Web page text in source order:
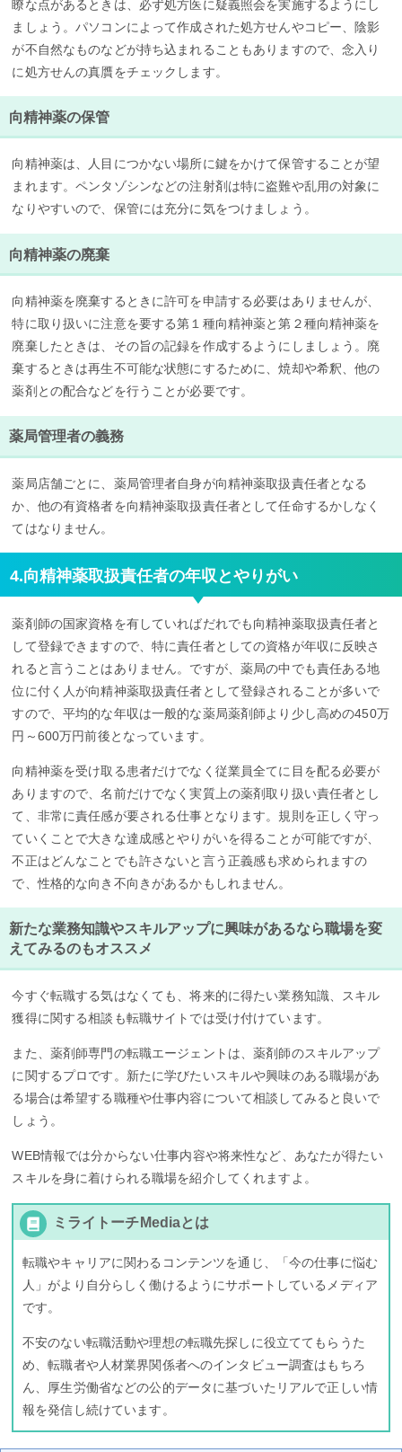
瞭な点があるときは、必ず処方医に疑義照会を実施するようにし
ましょう。パソコンによって作成された処方せんやコピー、陰影
が不自然なものなどが持ち込まれることもありますので、念入り
に処方せんの真贋をチェックします。
向精神薬の保管
向精神薬は、人目につかない場所に鍵をかけて保管することが望
まれます。ペンタゾシンなどの注射剤は特に盗難や乱用の対象に
なりやすいので、保管には充分に気をつけましょう。
向精神薬の廃棄
向精神薬を廃棄するときに許可を申請する必要はありませんが、
特に取り扱いに注意を要する第１種向精神薬と第２種向精神薬を
廃棄したときは、その旨の記録を作成するようにしましょう。廃
棄するときは再生不可能な状態にするために、焼却や希釈、他の
薬剤との配合などを行うことが必要です。
薬局管理者の義務
薬局店舗ごとに、薬局管理者自身が向精神薬取扱責任者となる
か、他の有資格者を向精神薬取扱責任者として任命するかしなく
てはなりません。
4.向精神薬取扱責任者の年収とやりがい
薬剤師の国家資格を有していればだれでも向精神薬取扱責任者と
して登録できますので、特に責任者としての資格が年収に反映さ
れると言うことはありません。ですが、薬局の中でも責任ある地
位に付く人が向精神薬取扱責任者として登録されることが多いで
すので、平均的な年収は一般的な薬局薬剤師より少し高めの450万
円～600万円前後となっています。
向精神薬を受け取る患者だけでなく従業員全てに目を配る必要が
ありますので、名前だけでなく実質上の薬剤取り扱い責任者とし
て、非常に責任感が要される仕事となります。規則を正しく守っ
ていくことで大きな達成感とやりがいを得ることが可能ですが、
不正はどんなことでも許さないと言う正義感も求められますの
で、性格的な向き不向きがあるかもしれません。
新たな業務知識やスキルアップに興味があるなら職場を変
えてみるのもオススメ
今すぐ転職する気はなくても、将来的に得たい業務知識、スキル
獲得に関する相談も転職サイトでは受け付けています。
また、薬剤師専門の転職エージェントは、薬剤師のスキルアップ
に関するプロです。新たに学びたいスキルや興味のある職場があ
る場合は希望する職種や仕事内容について相談してみると良いで
しょう。
WEB情報では分からない仕事内容や将来性など、あなたが得たい
スキルを身に着けられる職場を紹介してくれますよ。
ミライトーチMediaとは
転職やキャリアに関わるコンテンツを通じ、「今の仕事に悩む
人」がより自分らしく働けるようにサポートしているメディア
です。
不安のない転職活動や理想の転職先探しに役立ててもらうた
め、転職者や人材業界関係者へのインタビュー調査はもちろ
ん、厚生労働省などの公的データに基づいたリアルで正しい情
報を発信し続けています。